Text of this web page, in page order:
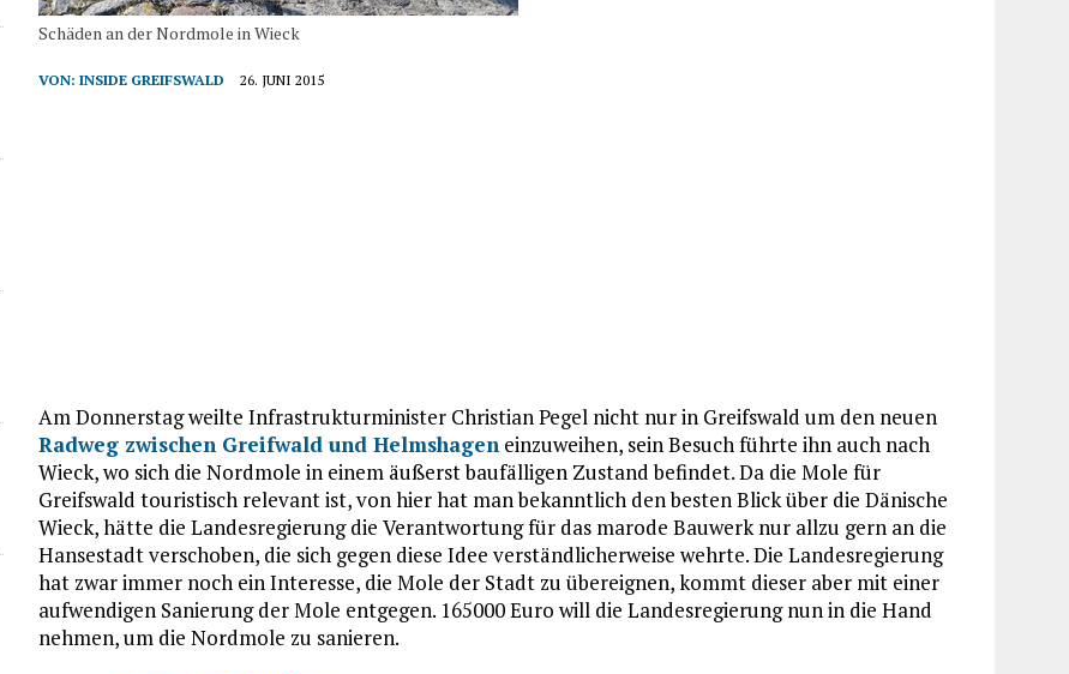
Schäden an der Nordmole in Wieck
VON:INSIDE GREIFSWALD 26. JUNI 2015
Am Donnerstag weilte Infrastrukturminister Christian Pegel nicht nur in Greifswald um den neuen
Radweg zwischen Greifwald und Helmshagen einzuweihen, sein Besuch führte ihn auch nach
Wieck, wo sich die Nordmole in einem äußerst baufälligen Zustand befindet. Da die Mole für
Greifswald touristisch relevant ist, von hier hat man bekanntlich den besten Blick über die Dänische
Wieck, hätte die Landesregierung die Verantwortung für das marode Bauwerk nur allzu gern an die
Hansestadt verschoben, die sich gegen diese Idee verständlicherweise wehrte. Die Landesregierung
hat zwar immer noch ein Interesse, die Mole der Stadt zu übereignen, kommt dieser aber mit einer
aufwendigen Sanierung der Mole entgegen. 165000 Euro will die Landesregierung nun in die Hand
nehmen, um die Nordmole zu sanieren.